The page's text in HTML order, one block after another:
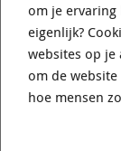
0
TOYOTA
om je ervaring
eigenlijk?
websites op je
om de
hoe mensen